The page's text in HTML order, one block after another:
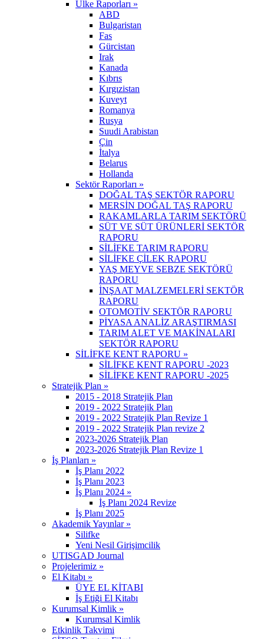
Ülke Raporları »
ABD
Bulgaristan
Fas
Gürcistan
Irak
Kanada
Kıbrıs
Kırgızistan
Kuveyt
Romanya
Rusya
Suudi Arabistan
Çin
İtalya
Belarus
Hollanda
Sektör Raporları »
DOĞAL TAŞ SEKTÖR RAPORU
MERSİN DOĞAL TAŞ RAPORU
RAKAMLARLA TARIM SEKTÖRÜ
SÜT VE SÜT ÜRÜNLERİ SEKTÖR
RAPORU
SİLİFKE TARIM RAPORU
SİLİFKE ÇİLEK RAPORU
YAŞ MEYVE SEBZE SEKTÖRÜ
RAPORU
İNŞAAT MALZEMELERİ SEKTÖR
RAPORU
OTOMOTİV SEKTÖR RAPORU
PİYASA ANALİZ ARAŞTIRMASI
TARIM ALET VE MAKİNALARI
SEKTÖR RAPORU
SİLİFKE KENT RAPORU »
SİLİFKE KENT RAPORU -2023
SİLİFKE KENT RAPORU -2025
Stratejik Plan »
2015 - 2018 Stratejik Plan
2019 - 2022 Stratejik Plan
2019 - 2022 Stratejik Plan Revize 1
2019 - 2022 Stratejik Plan revize 2
2023-2026 Stratejik Plan
2023-2026 Stratejik Plan Revize 1
İş Planları »
İş Planı 2022
İş Planı 2023
İş Planı 2024 »
İş Planı 2024 Revize
İş Planı 2025
Akademik Yayınlar »
Silifke
Yeni Nesil Girişimcilik
UTISGAD Journal
Projelerimiz »
El Kitabı »
ÜYE EL KİTABI
İş Etiği El Kitabı
Kurumsal Kimlik »
Kurumsal Kimlik
Etkinlik Takvimi